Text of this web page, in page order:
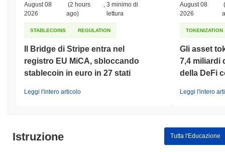
August 08
2026
(2 hours
ago)
,3 minimo di
lettura
STABLECOINS REGULATION
Il Bridge di Stripe entra nel
registro EU MiCA, sbloccando
stablecoin in euro in 27 stati
Leggi l'intero articolo
August 08
2026
TOKENIZATION
Gli asset
7,4 miliardi
della DeFi
Leggi l'intero
Istruzione Tutta l'Educazione